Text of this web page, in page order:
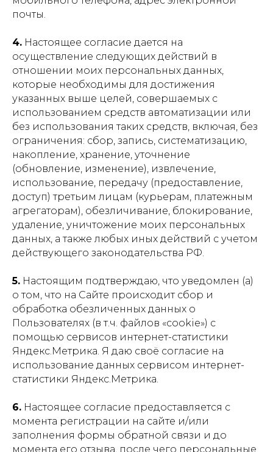
почты.
4. Настоящее согласие дается на
осуществление следующих действий в
отношении моих персональных данных,
которые необходимы для достижения
указанных выше целей, совершаемых с
использованием средств автоматизации или
без использования таких средств, включая, без
ограничения: сбор, запись, систематизацию,
накопление, хранение, уточнение
(обновление, изменение), извлечение,
использование, передачу (предоставление,
доступ) третьим лицам (курьерам, платежным
агрегаторам), обезличивание, блокирование,
удаление, уничтожение моих персональных
данных, а также любых иных действий с учетом
действующего законодательства РФ.
5. Настоящим подтверждаю, что уведомлен (а)
о том, что на Сайте происходит сбор и
обработка обезличенных данных о
Пользователях (в т.ч. файлов «cookie») с
помощью сервисов интернет-статистики
Яндекс.Метрика. Я даю своё согласие на
использование данных сервисом интернет-
статистики Яндекс.Метрика.
6. Настоящее согласие предоставляется с
момента регистрации на сайте и/или
заполнения формы обратной связи и до
момента его отзыва, после чего персональные